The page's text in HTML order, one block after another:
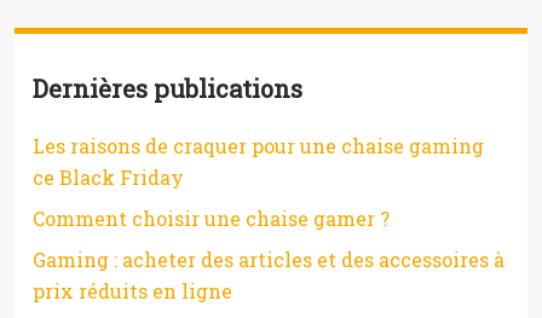
Dernières publications
Les raisons de craquer pour une chaise gaming
ce Black Friday
Comment choisir une chaise gamer ?
Gaming : acheter des articles et des accessoires à
prix réduits en ligne